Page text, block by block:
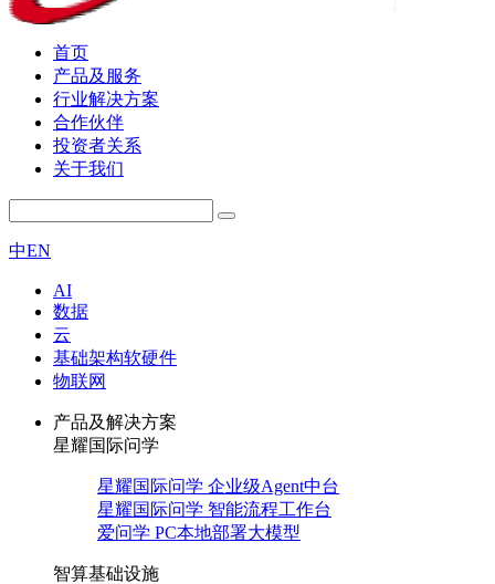
首页
产品及服务
行业解决方案
合作伙伴
投资者关系
关于我们
中EN
AI
数据
云
基础架构软硬件
物联网
产品及解决方案
星耀国际问学
星耀国际问学 企业级Agent中台
星耀国际问学 智能流程工作台
爱问学 PC本地部署大模型
智算基础设施